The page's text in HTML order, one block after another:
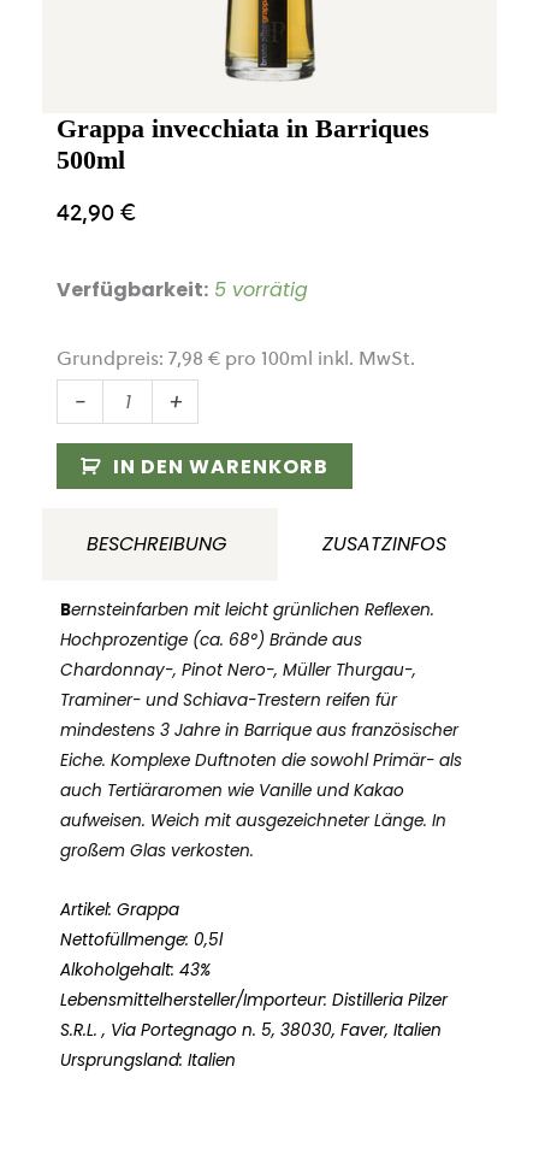
Grappa invecchiata in Barriques
500ml
42,90€
Verfügbarkeit: 5 vorrätig
Grundpreis: 7,98 € pro 100ml inkl. MwSt.
-
Grappa
invecchiata
500ml
+
IN DEN WARENKORB
BESCHREIBUNG ZUSATZINFOS
Bernsteinfarben mit leicht grünlichen Reflexen.
Hochprozentige (ca. 68°) Brände aus
Chardonnay-, Pinot Nero-, Müller Thurgau-,
Traminer- und Schiava-Trestern reifen für
mindestens 3 Jahre in Barrique aus französischer
Eiche. Komplexe Duftnoten die sowohl Primär- als
auch Tertiäraromen wie Vanille und Kakao
aufweisen. Weich mit ausgezeichneter Länge. In
großem Glas verkosten.
Artikel: Grappa
Nettofüllmenge: 0,5l
Alkoholgehalt: 43%
Lebensmittelhersteller/Importeur: Distilleria Pilzer
S.R.L. , Via Portegnago n. 5, 38030, Faver, Italien
Ursprungsland: Italien